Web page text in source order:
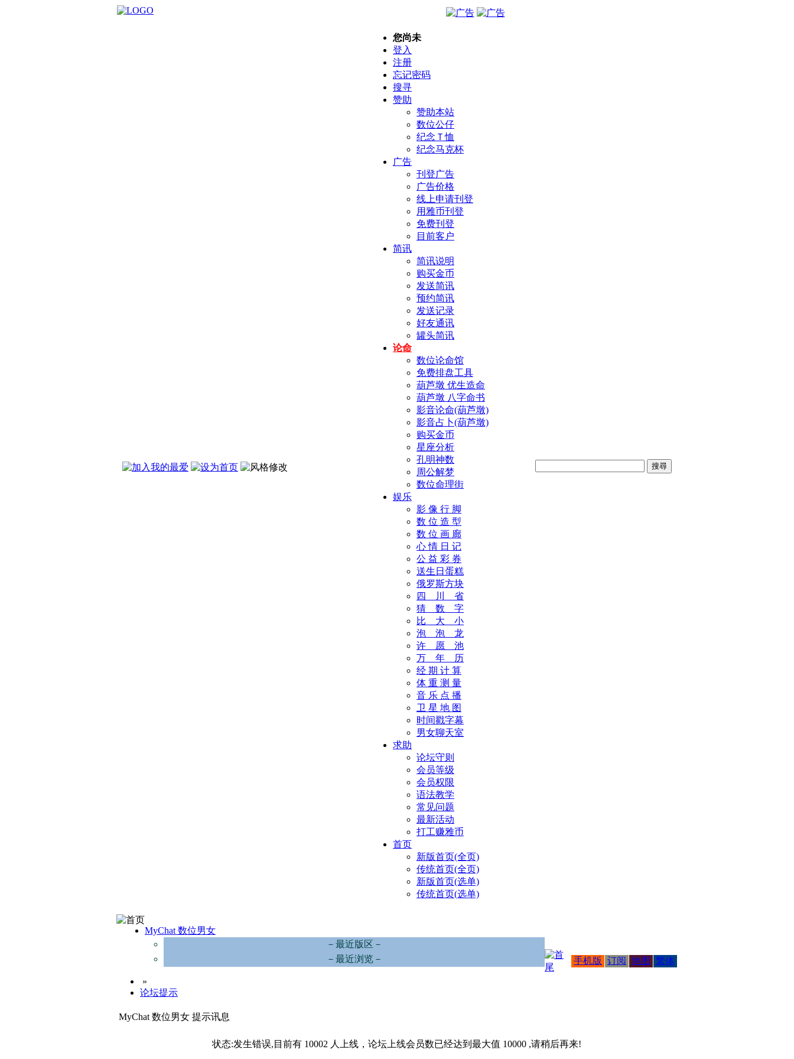
您尚未
登入
注册
忘记密码
搜寻
赞助
赞助本站
数位公仔
纪念Ｔ恤
纪念马克杯
广告
刊登广告
广告价格
线上申请刊登
用雅币刊登
免费刊登
目前客户
简讯
简讯说明
购买金币
发送简讯
预约简讯
发送记录
好友通讯
罐头简讯
论命
数位论命馆
免费排盘工具
葫芦墩 优生造命
葫芦墩 八字命书
影音论命(葫芦墩)
影音占卜(葫芦墩)
购买金币
星座分析
孔明神数
周公解梦
数位命理街
娱乐
影 像 行 脚
数 位 造 型
数 位 画 廊
心 情 日 记
公 益 彩 券
送生日蛋糕
俄罗斯方块
四 川 省
猜 数 字
比 大 小
泡 泡 龙
许 愿 池
万 年 历
经 期 计 算
体 重 测 量
音 乐 点 播
卫 星 地 图
时间戳字幕
男女聊天室
求助
论坛守则
会员等级
会员权限
语法教学
常见问题
最新活动
打工赚雅币
首页
新版首页(全页)
传统首页(全页)
新版首页(选单)
传统首页(选单)
MyChat 数位男女
－最近版区－
－最近浏览－
»
论坛提示
手机版 订阅 地图 繁体
MyChat 数位男女 提示讯息
状态:发生错误,目前有 10002 人上线，论坛上线会员数已经达到最大值 10000 ,请稍后再来!